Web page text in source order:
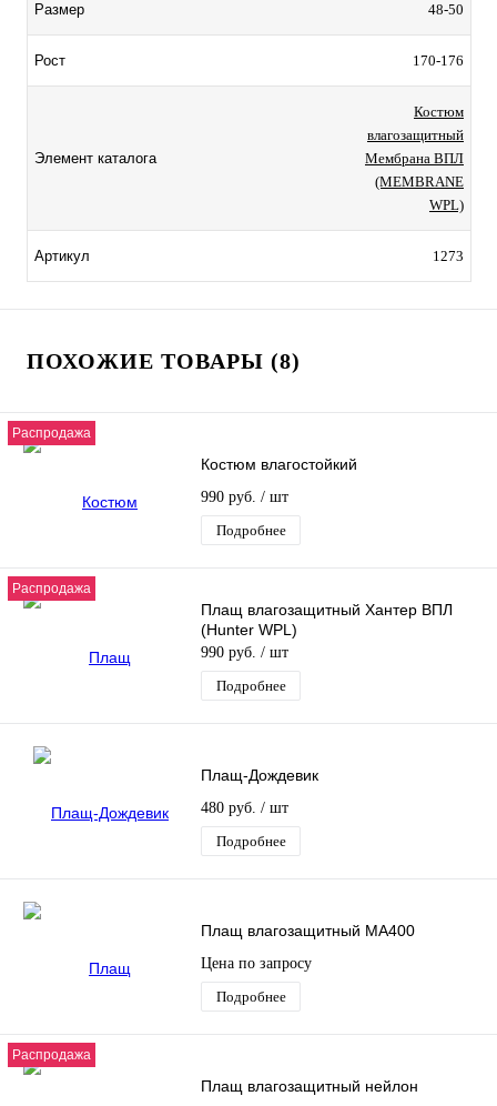
Размер 48-50
Рост 170-176
Элемент каталога
Костюм
влагозащитный
Мембрана ВПЛ
(MEMBRANE
WPL)
Артикул 1273
ПОХОЖИЕ ТОВАРЫ (8)
Распродажа
Костюм влагостойкий
990 руб. / шт
Подробнее
Распродажа
Плащ влагозащитный Хантер ВПЛ
(Hunter WPL)
990 руб. / шт
Подробнее
Плащ-Дождевик
480 руб. / шт
Подробнее
Плащ влагозащитный MA400
Цена по запросу
Подробнее
Распродажа
Плащ влагозащитный нейлон